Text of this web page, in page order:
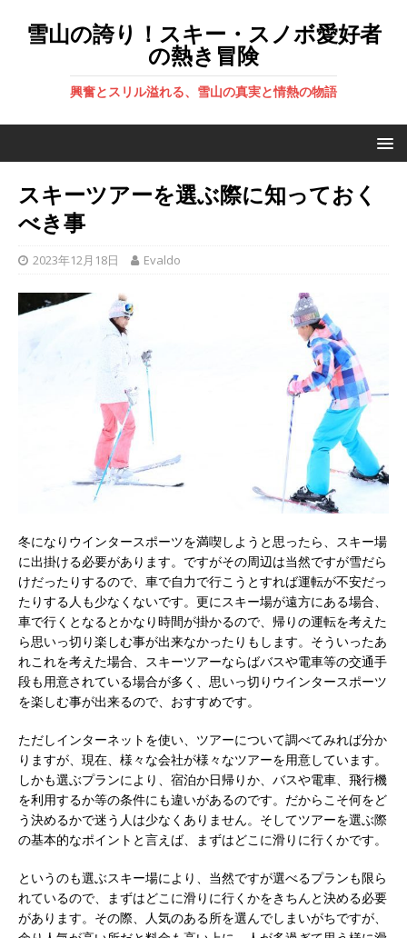
雪山の誇り！スキー・スノボ愛好者
の熱き冒険
興奮とスリル溢れる、雪山の真実と情熱の物語
スキーツアーを選ぶ際に知っておく
べき事
2023年12月18日 Evaldo
冬になりウインタースポーツを満喫しようと思ったら、スキー場
に出掛ける必要があります。 ですがその周辺は当然ですが雪だら
けだったりするので、車で自力で行こうとすれば運転が不安だっ
たりする人も少なくないです。更にスキー場が遠方にある場合、
車で行くとなるとかなり時間が掛かるので、帰りの運転を考えた
ら思いっ切り楽しむ事が出来なかったりもします。そういったあ
れこれを考えた場合、スキーツアーならばバスや電車等の交通手
段も用意されている場合が多く、思いっ切りウインタースポーツ
を楽しむ事が出来るので、おすすめです。
ただしインターネットを使い、ツアーについて調べてみれば分か
りますが、現在、様々な会社が様々なツアーを用意しています。
しかも選ぶプランにより、宿泊か日帰りか、バスや電車、飛行機
を利用するか等の条件にも違いがあるのです。だからこそ何をど
う決めるかで迷う人は少なくありません。そしてツアーを選ぶ際
の基本的なポイントと言えば、まずはどこに滑りに行くかです。
というのも選ぶスキー場により、当然ですが選べるプランも限ら
れているので、まずはどこに滑りに行くかをきちんと決める必要
があります。その際、人気のある所を選んでしまいがちですが、